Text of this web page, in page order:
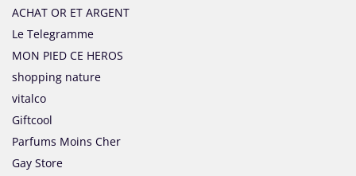
ACHAT OR ET ARGENT
Le Telegramme
MON PIED CE HEROS
shopping nature
vitalco
Giftcool
Parfums Moins Cher
Gay Store